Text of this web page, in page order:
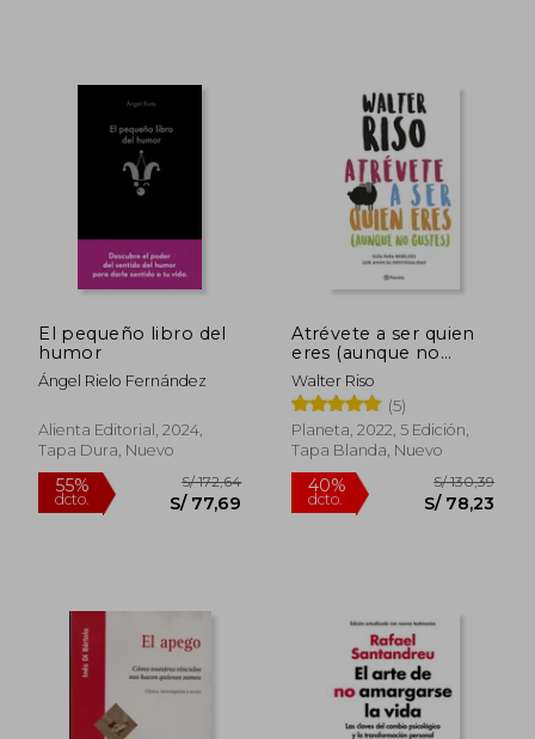
El pequeño libro del
humor
Ángel Rielo Fernández
Alienta Editorial, 2024,
Tapa Dura, Nuevo
Atrévete a ser quien
eres (aunque no
gustes)
Walter Riso
(5)
Planeta, 2022, 5 Edición,
Tapa Blanda, Nuevo